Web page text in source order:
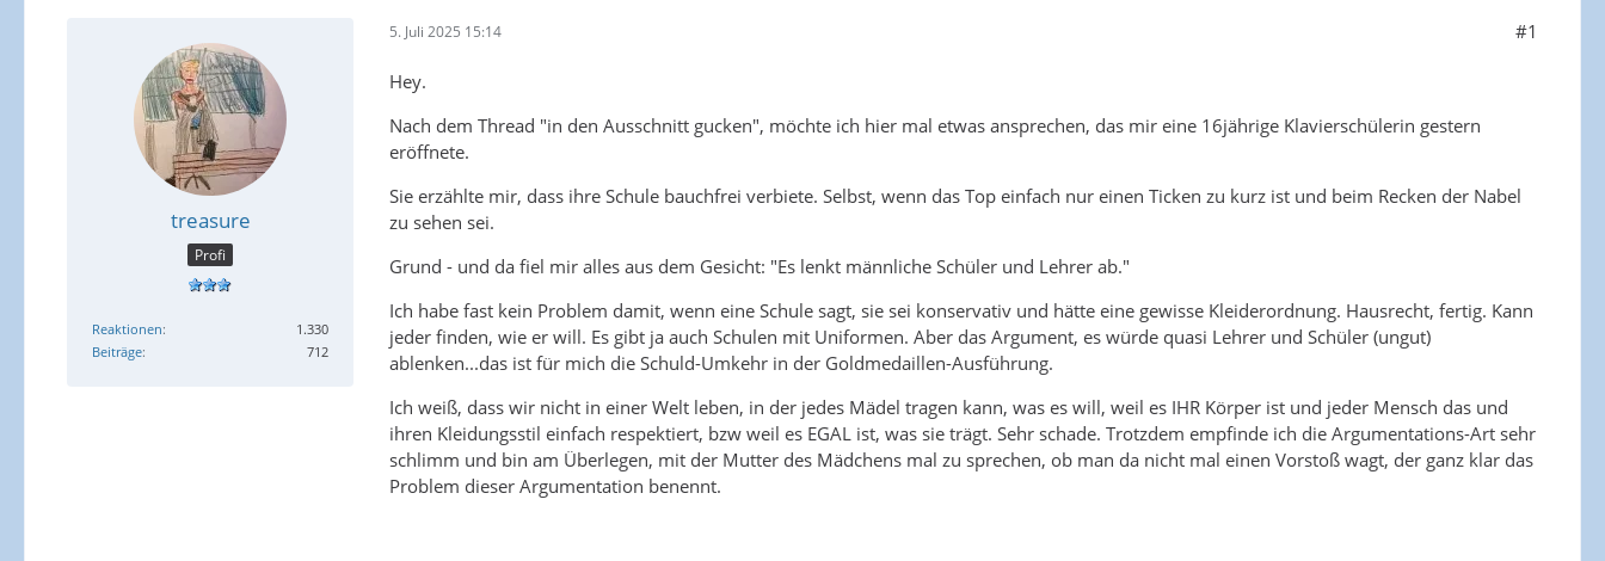
treasure
Profi
Reaktionen
1.330
Beiträge
712
5. Juli 2025 15:14 #1
Hey.
Nach dem Thread "in den Ausschnitt gucken", möchte ich hier mal etwas ansprechen, das mir eine 16jährige Klavierschülerin gestern
eröffnete.
Sie erzählte mir, dass ihre Schule bauchfrei verbiete. Selbst, wenn das Top einfach nur einen Ticken zu kurz ist und beim Recken der Nabel
zu sehen sei.
Grund - und da fiel mir alles aus dem Gesicht: "Es lenkt männliche Schüler und Lehrer ab."
Ich habe fast kein Problem damit, wenn eine Schule sagt, sie sei konservativ und hätte eine gewisse Kleiderordnung. Hausrecht, fertig. Kann
jeder finden, wie er will. Es gibt ja auch Schulen mit Uniformen. Aber das Argument, es würde quasi Lehrer und Schüler (ungut)
ablenken...das ist für mich die Schuld-Umkehr in der Goldmedaillen-Ausführung.
Ich weiß, dass wir nicht in einer Welt leben, in der jedes Mädel tragen kann, was es will, weil es IHR Körper ist und jeder Mensch das und
ihren Kleidungsstil einfach respektiert, bzw weil es EGAL ist, was sie trägt. Sehr schade. Trotzdem empfinde ich die Argumentations-Art sehr
schlimm und bin am Überlegen, mit der Mutter des Mädchens mal zu sprechen, ob man da nicht mal einen Vorstoß wagt, der ganz klar das
Problem dieser Argumentation benennt.